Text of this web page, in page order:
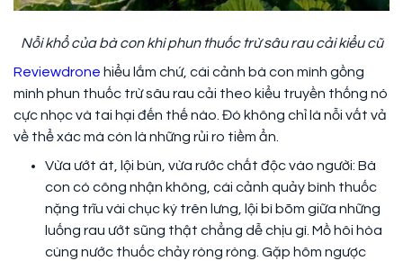
Nỗi khổ của bà con khi phun thuốc trừ sâu rau cải kiểu cũ
Reviewdrone hiểu lắm chứ, cái cảnh bà con mình gồng
mình phun thuốc trừ sâu rau cải theo kiểu truyền thống nó
cực nhọc và tai hại đến thế nào. Đó không chỉ là nỗi vất vả
về thể xác mà còn là những rủi ro tiềm ẩn.
Vừa ướt át, lội bùn, vừa rước chất độc vào người: Bà
con có công nhận không, cái cảnh quảy bình thuốc
nặng trĩu vài chục ký trên lưng, lội bì bõm giữa những
luống rau ướt sũng thật chẳng dễ chịu gì. Mồ hôi hòa
cùng nước thuốc chảy ròng ròng. Gặp hôm ngược